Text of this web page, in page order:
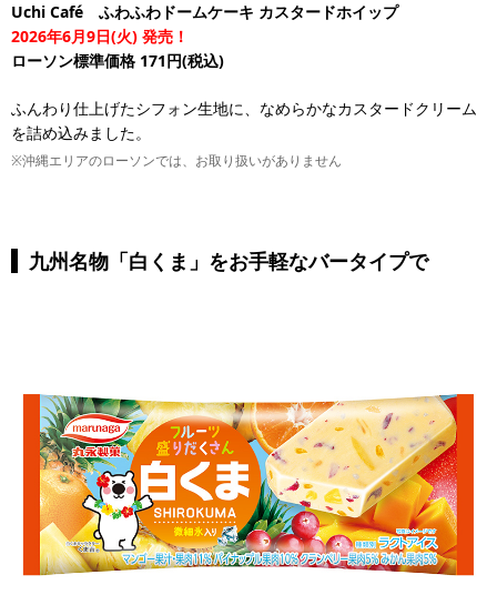
Uchi Café ふわふわドームケーキ カスタードホイップ
2026年6月9日(火) 発売！
ローソン標準価格 171円(税込)
ふんわり仕上げたシフォン生地に、なめらかなカスタードクリーム
を詰め込みました。
※沖縄エリアのローソンでは、お取り扱いがありません
九州名物「白くま」をお手軽なバータイプで